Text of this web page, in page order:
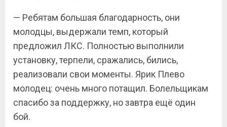
— Ребятам большая благодарность, они
молодцы, выдержали темп, который
предложил ЛКС. Полностью выполнили
установку, терпели, сражались, бились,
реализовали свои моменты. Ярик Плево
молодец: очень много потащил. Болельщикам
спасибо за поддержку, но завтра ещё один
бой.